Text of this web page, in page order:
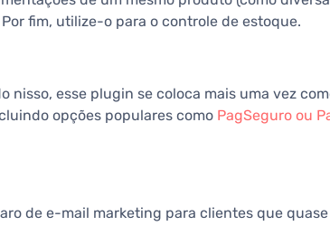
fim, utilize-o para o controle de estoque.
esse plugin se coloca mais uma vez
opções populares como PagSeguro ou
de e-mail marketing para clientes que